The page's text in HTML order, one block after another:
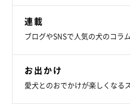
連載「こぐま犬てんすけ」
連載
ブログやSNSで人気の犬のコラ
お出かけ
愛犬とのおでかけが楽しくなる